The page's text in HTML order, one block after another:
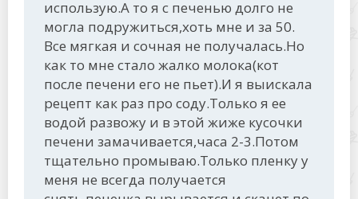
использую.А то я с печенью долго не
могла подружиться,хоть мне и за 50.
Все мягкая и сочная не получалась.Но
как то мне стало жалко молока(кот
после печени его не пьет).И я выискала
рецепт как раз про соду.Только я ее
водой развожу и в этой жиже кусочки
печени замачивается,часа 2-3.Потом
тщательно промываю.Только пленку у
меня не всегда получается